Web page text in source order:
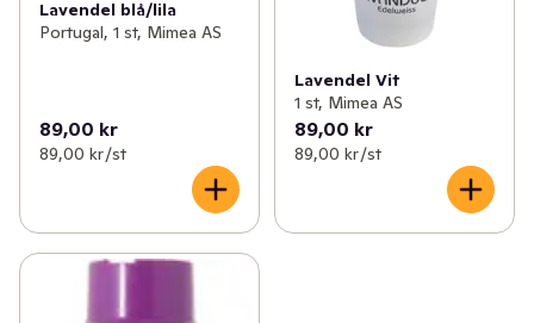
Lavendel blå/lila
Portugal, 1 st, Mimea AS
89,00 kr
89,00 kr /st
Lavendel Vit
1 st, Mimea AS
89,00 kr
89,00 kr /st